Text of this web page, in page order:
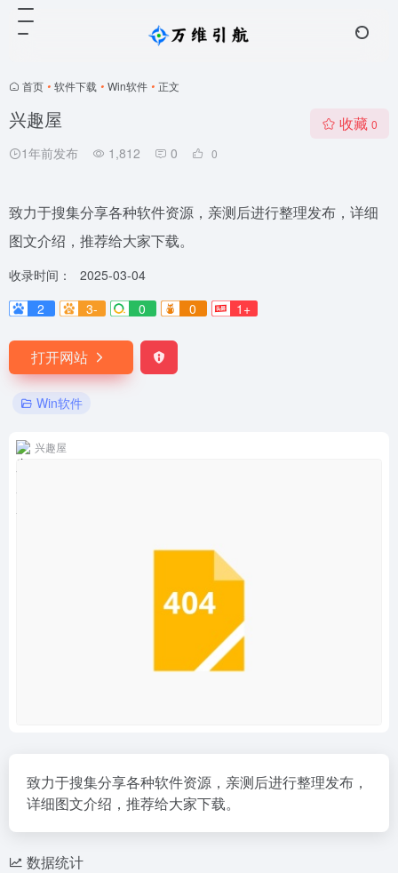
首页 • 软件下载 • Win软件 • 正文
兴趣屋
1年前发布 1,812 0 0
收藏 0
致力于搜集分享各种软件资源，亲测后进行整理发布，详细
图文介绍，推荐给大家下载。
收录时间：
2025-03-04
2
3- 0 0 1+
打开网站
Win软件
兴趣屋
致力于搜集分享各种软件资源，亲测后进行整理发布，
详细图文介绍，推荐给大家下载。
数据统计